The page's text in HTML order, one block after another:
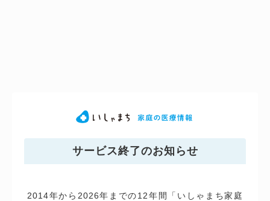
サービス終了のお知らせ
2014年から2026年までの12年間「いしゃまち家庭